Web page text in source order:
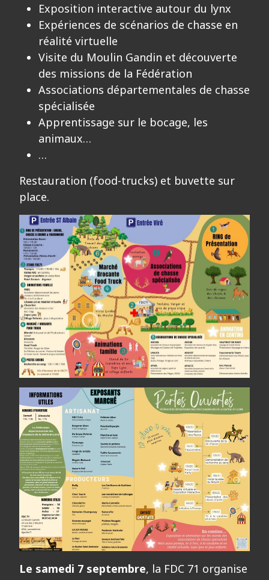
Exposition interactive autour du lynx
Expériences de scénarios de chasse en
réalité virtuelle
Visite du Moulin Gandin et découverte
des missions de la Fédération
Associations départementales de chasse
spécialisée
Apprentissage sur le bocage, les
animaux…
…
Restauration (food-trucks) et buvette sur
place.
Le samedi 7 septembre, la FDC 71 organise